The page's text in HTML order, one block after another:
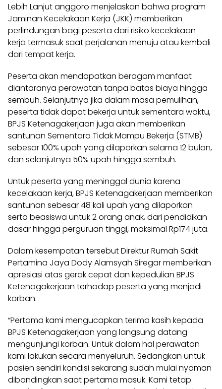
Lebih Lanjut anggoro menjelaskan bahwa program
Jaminan Kecelakaan Kerja (JKK) memberikan
perlindungan bagi peserta dari risiko kecelakaan
kerja termasuk saat perjalanan menuju atau kembali
dari tempat kerja.
Peserta akan mendapatkan beragam manfaat
diantaranya perawatan tanpa batas biaya hingga
sembuh. Selanjutnya jika dalam masa pemulihan,
peserta tidak dapat bekerja untuk sementara waktu,
BPJS Ketenagakerjaan juga akan memberikan
santunan Sementara Tidak Mampu Bekerja (STMB)
sebesar 100% upah yang dilaporkan selama 12 bulan,
dan selanjutnya 50% upah hingga sembuh.
Untuk peserta yang meninggal dunia karena
kecelakaan kerja, BPJS Ketenagakerjaan memberikan
santunan sebesar 48 kali upah yang dilaporkan
serta beasiswa untuk 2 orang anak, dari pendidikan
dasar hingga perguruan tinggi, maksimal Rp174 juta.
Dalam kesempatan tersebut Direktur Rumah Sakit
Pertamina Jaya Dody Alamsyah Siregar memberikan
apresiasi atas gerak cepat dan kepedulian BPJS
Ketenagakerjaan terhadap peserta yang menjadi
korban.
“Pertama kami mengucapkan terima kasih kepada
BPJS Ketenagakerjaan yang langsung datang
mengunjungi korban. Untuk dalam hal perawatan
kami lakukan secara menyeluruh. Sedangkan untuk
pasien sendiri kondisi sekarang sudah mulai nyaman
dibandingkan saat pertama masuk. Kami tetap